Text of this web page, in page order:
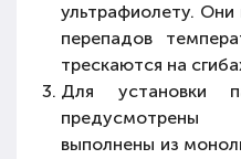
ультрафиолету. Они
перепадов
трескаются на
Для установки
предусмотрены
выполнены из